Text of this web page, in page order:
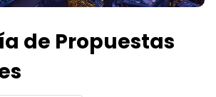
de Propuestas